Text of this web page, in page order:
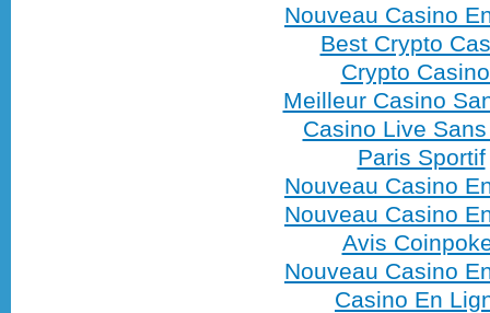
Nouveau Casino
Best Crypto
Crypto
Meilleur Casino
Casino Live
Paris Sportif
Nouveau Casino
Nouveau Casino
Avis
Nouveau Casino
Casino En